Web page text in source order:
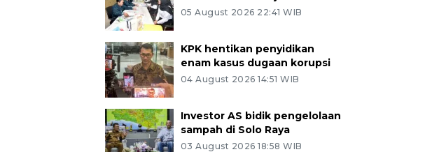
05 August 2026 22:41 WIB
KPK hentikan penyidikan
enam kasus dugaan korupsi
04 August 2026 14:51 WIB
Investor AS bidik pengelolaan
sampah di Solo Raya
03 August 2026 18:58 WIB